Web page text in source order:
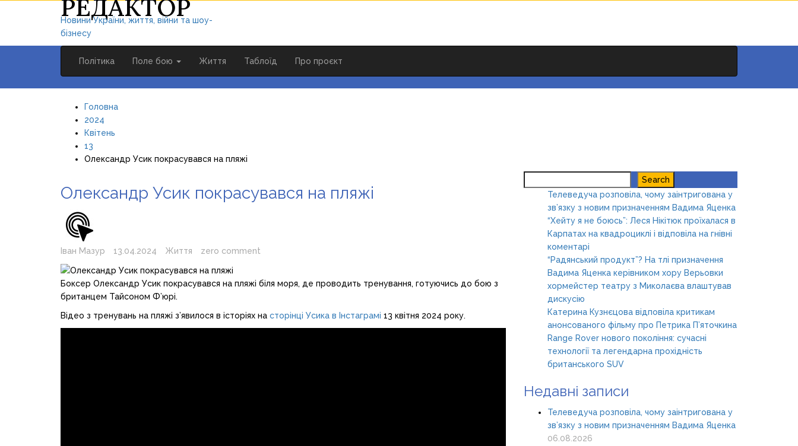
РЕДАКТОР
Новини України, життя, війни та шоу-
бізнесу
Політика Поле бою Життя Таблоїд Про проєкт
Головна
2024
Квітень
13
Олександр Усик покрасувався на пляжі
Олександр Усик покрасувався на пляжі
Іван Мазур 13.04.2024 Життя zero comment
Боксер Олександр Усик покрасувався на пляжі біля моря, де проводить тренування, готуючись до бою з
британцем Тайсоном Ф’юрі.
Відео з тренувань на пляжі з’явилося в історіях на сторінці Усика в Інстаграмі 13 квітня 2024 року.
Search
Телеведуча розповіла, чому заінтригована у
зв’язку з новим призначенням Вадима Яценка
“Хейту я не боюсь”: Леся Нікітюк проїхалася в
Карпатах на квадроциклі і відповіла на гнівні
коментарі
“Радянський продукт”? На тлі призначення
Вадима Яценка керівником хору Верьовки
хормейстер театру з Миколаєва влаштував
дискусію
Катерина Кузнєцова відповіла критикам
анонсованого фільму про Петрика П’яточкина
Range Rover нового покоління: сучасні
технології та легендарна прохідність
британського SUV
Недавні записи
Телеведуча розповіла, чому заінтригована у
зв’язку з новим призначенням Вадима Яценка
06.08.2026